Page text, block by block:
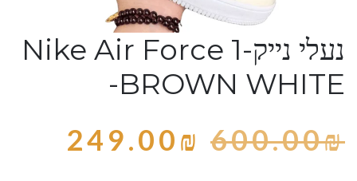
נעלי נייק-Nike Air Force 1
-BROWN WHITE
600.00₪
249.00₪